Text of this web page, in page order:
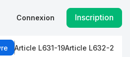
Connexion Inscription
Article L631-19Article L632-2